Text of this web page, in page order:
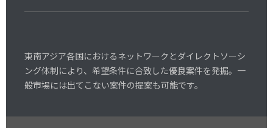
東南アジア各国におけるネットワークとダイレクトソーシ
ング体制により、希望条件に合致した優良案件を発掘。一
般市場には出てこない案件の提案も可能です。